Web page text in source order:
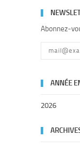
Abonnez-
ANNÉE
2026